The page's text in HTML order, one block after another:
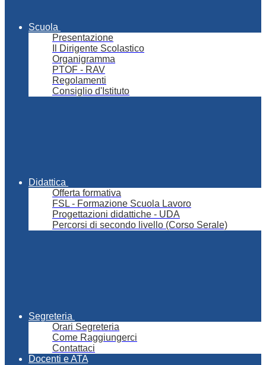
Scuola
Presentazione
Il Dirigente Scolastico
Organigramma
PTOF - RAV
Regolamenti
Consiglio d'Istituto
Didattica
Offerta formativa
FSL - Formazione Scuola Lavoro
Progettazioni didattiche - UDA
Percorsi di secondo livello (Corso Serale)
Segreteria
Orari Segreteria
Come Raggiungerci
Contattaci
Docenti e ATA